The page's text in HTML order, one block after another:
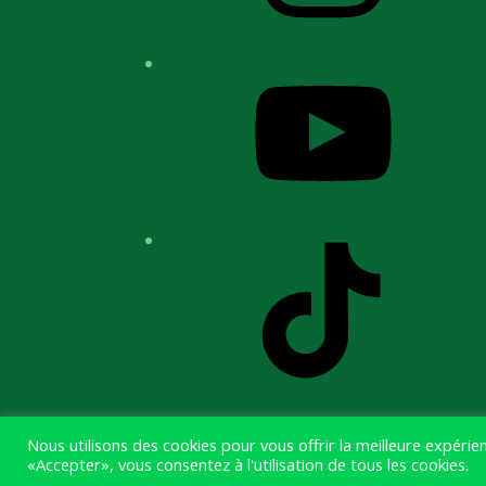
Nous utilisons des cookies pour vous offrir la meilleure
«Accepter», vous consentez à l'utilisation de tous les cookies.